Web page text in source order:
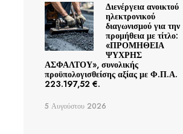
Διενέργεια ανοικτού
ηλεκτρονικού
διαγωνισμού για την
προμήθεια με τίτλο:
«ΠΡΟΜΗΘΕΙΑ
ΨΥΧΡΗΣ
ΑΣΦΑΛΤΟΥ», συνολικής
προϋπολογισθείσης αξίας με Φ.Π.Α.
223.197,52 €.
5 Αυγούστου 2026